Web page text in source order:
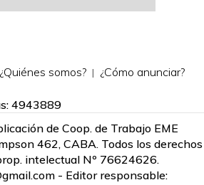
¿Quiénes somos? ¿Cómo anunciar?
4943889
de Coop. de Trabajo EME
462, CABA. Todos los derechos
intelectual Nº 76624626.
- Editor responsable: